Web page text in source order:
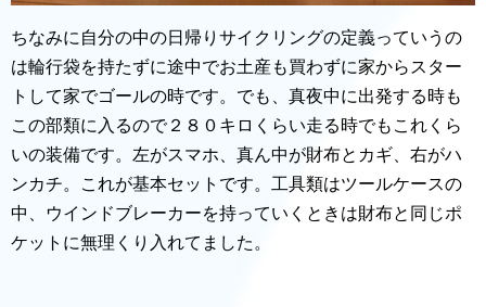
ちなみに自分の中の日帰りサイクリングの定義っていうの
は輪行袋を持たずに途中でお土産も買わずに家からスター
トして家でゴールの時です。でも、真夜中に出発する時も
この部類に入るので２８０キロくらい走る時でもこれくら
いの装備です。左がスマホ、真ん中が財布とカギ、右がハ
ンカチ。これが基本セットです。工具類はツールケースの
中、ウインドブレーカーを持っていくときは財布と同じポ
ケットに無理くり入れてました。